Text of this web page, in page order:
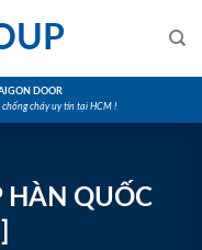
DOOR
cháy uy tín tại HCM !
HÀN QUỐC